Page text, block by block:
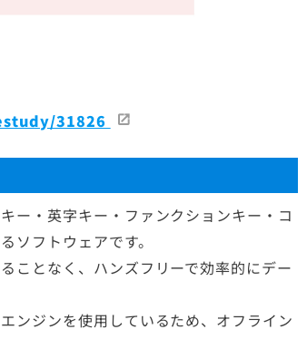
31826
ー・英字キー・ファンクションキー・コ
ソフトウェアです。
ことなく、ハンズフリーで効率的にデー
ンジンを使用しているため、オフライン